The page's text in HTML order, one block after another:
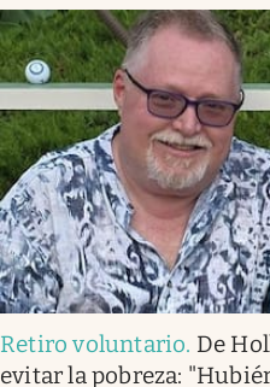
Retiro voluntario. De
evitar la pobreza: